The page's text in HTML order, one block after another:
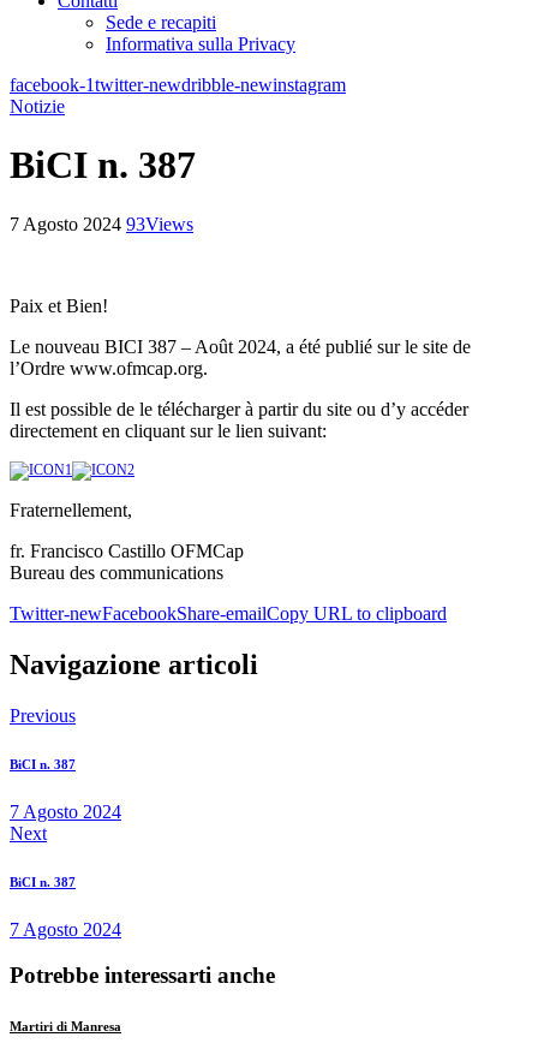
Sede e recapiti
Informativa sulla Privacy
facebook-1twitter-newdribble-newinstagram
Notizie
BiCI n. 387
7 Agosto 2024 93Views
Paix et Bien!
Le nouveau BICI 387 – Août 2024, a été publié sur le site de
l’Ordre www.ofmcap.org.
Il est possible de le télécharger à partir du site ou d’y accéder
directement en cliquant sur le lien suivant:
Fraternellement,
fr. Francisco Castillo OFMCap
Bureau des communications
Twitter-newFacebookShare-emailCopy URL to clipboard
Navigazione articoli
Previous
BiCI n. 387
7 Agosto 2024
Next
BiCI n. 387
7 Agosto 2024
Potrebbe interessarti anche
Martiri di Manresa